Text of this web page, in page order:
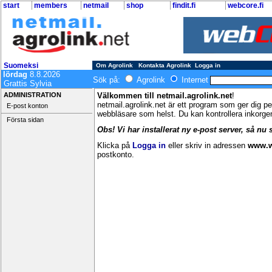
start members netmail shop findit.fi webcore.fi
Suomeksi Om Agrolink Kontakta Agrolink Logga in
lördag 8.8.2026
Grattis Sylvia
Sök på: Agrolink Internet
ADMINISTRATION
E-post konton
Första sidan
Välkommen till netmail.agrolink.net!
netmail.agrolink.net är ett program som ger dig
webbläsare som helst. Du kan kontrollera
Obs! Vi har installerat ny e-post server, så
Klicka på Logga in eller skriv in adressen
postkonto.